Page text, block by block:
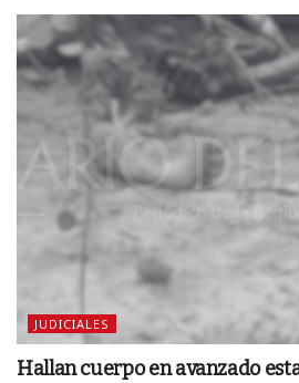
JUDICIALES
Hallan cuerpo en avanzado